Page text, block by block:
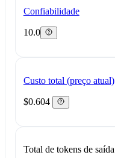
Confiabilidade
10.0
Custo total (preço atual)
$0.604
Total de tokens de saída